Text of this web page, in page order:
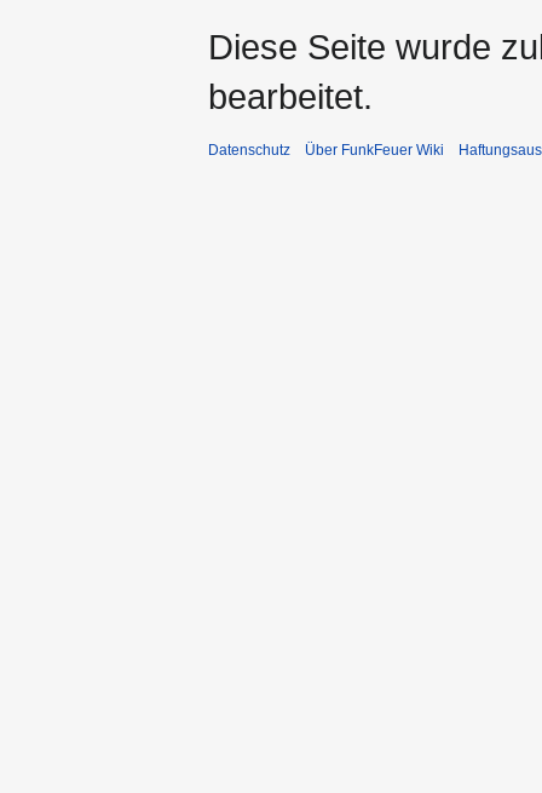
Diese Seite wurde
bearbeitet.
Datenschutz Über FunkFeuer Wiki